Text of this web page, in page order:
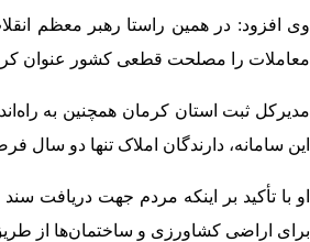
وی افزود: در همین راستا رهبر معظم
معاملات را مصلحت قطعی کشور عنوان
مدیرکل ثبت استان کرمان همچنین به
این سامانه، دارندگان املاک تنها دو سال
او با تأکید بر اینکه مردم جهت دریافت
برای اراضی کشاورزی و ساختمان‌ها از